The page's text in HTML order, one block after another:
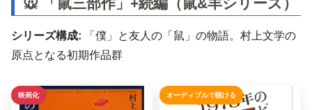
🐭 「鼠三部作」+続編（鼠&羊シリーズ）
シリーズ構成: 「僕」と友人の「鼠」の物語。村上文学の
原点となる初期作品群
映画化 オーディブルで聴ける